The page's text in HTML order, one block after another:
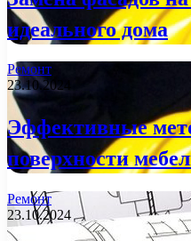
идеального дома
Ремонт
23.10.2024
Эффективные
поверхности
Ремонт
23.10.2024